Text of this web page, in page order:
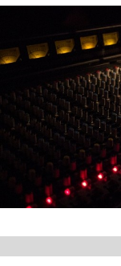
Menu
Home
9 sept: GenAI-
12 nov:
Adverteren
Events
Opleidingen